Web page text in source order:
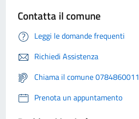
Contatta il comune
Leggi le domande frequenti
Richiedi Assistenza
Chiama il comune 0784860011
Prenota un appuntamento